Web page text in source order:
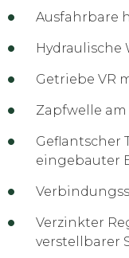
Ausfahrbare
Hydraulische
Getriebe VR
Zapfwelle
Geflantscher
eingebauter
Verzinkter
verstellbarer